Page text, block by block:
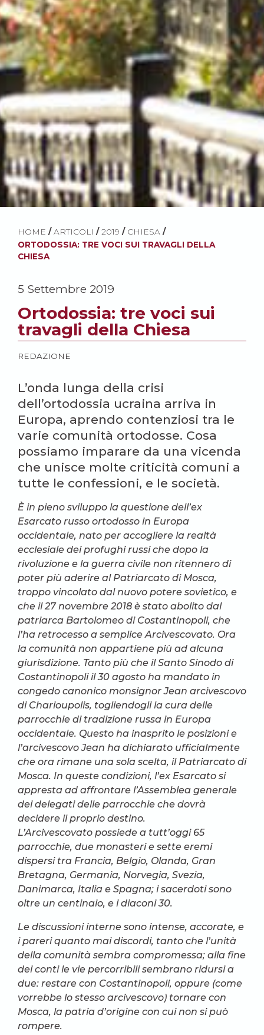
HOME / ARTICOLI / 2019 / CHIESA /
ORTODOSSIA: TRE VOCI SUI TRAVAGLI DELLA
CHIESA
5 Settembre 2019
Ortodossia: tre voci sui
travagli della Chiesa
REDAZIONE
L’onda lunga della crisi
dell’ortodossia ucraina arriva in
Europa, aprendo contenziosi tra le
varie comunità ortodosse. Cosa
possiamo imparare da una vicenda
che unisce molte criticità comuni a
tutte le confessioni, e le società.
È in pieno sviluppo la questione dell’ex
Esarcato russo ortodosso in Europa
occidentale, nato per accogliere la realtà
ecclesiale dei profughi russi che dopo la
rivoluzione e la guerra civile non ritennero di
poter più aderire al Patriarcato di Mosca,
troppo vincolato dal nuovo potere sovietico, e
che il 27 novembre 2018 è stato abolito dal
patriarca Bartolomeo di Costantinopoli, che
l’ha retrocesso a semplice Arcivescovato. Ora
la comunità non appartiene più ad alcuna
giurisdizione. Tanto più che il Santo Sinodo di
Costantinopoli il 30 agosto ha mandato in
congedo canonico monsignor Jean arcivescovo
di Charioupolis, togliendogli la cura delle
parrocchie di tradizione russa in Europa
occidentale. Questo ha inasprito le posizioni e
l’arcivescovo Jean ha dichiarato ufficialmente
che ora rimane una sola scelta, il Patriarcato di
Mosca. In queste condizioni, l’ex Esarcato si
appresta ad affrontare l’Assemblea generale
dei delegati delle parrocchie che dovrà
decidere il proprio destino.
L’Arcivescovato possiede a tutt’oggi 65
parrocchie, due monasteri e sette eremi
dispersi tra Francia, Belgio, Olanda, Gran
Bretagna, Germania, Norvegia, Svezia,
Danimarca, Italia e Spagna; i sacerdoti sono
oltre un centinaio, e i diaconi 30.
Le discussioni interne sono intense, accorate, e
i pareri quanto mai discordi, tanto che l’unità
della comunità sembra compromessa; alla fine
dei conti le vie percorribili sembrano ridursi a
due: restare con Costantinopoli, oppure (come
vorrebbe lo stesso arcivescovo) tornare con
Mosca, la patria d’origine con cui non si può
rompere.